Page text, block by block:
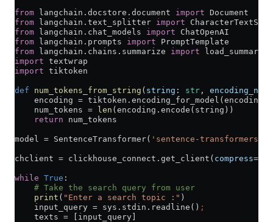
from langchain.docstore.document import Document
from langchain.text_splitter import
from langchain.chat_models import ChatOpenAI
from langchain.prompts import PromptTemplate
from langchain.chains.summarize import
import textwrap
import tiktoken
def num_tokens_from_string ( string : str , encoding_name
    encoding
=
    num_tokens
= len (encoding.encode(string))
    return
num_tokens
model = SentenceTransformer( 'sentence-transformers/
chclient = clickhouse_connect.get_client( compress=
while True :
    # Take the search query from user
    print
( "Enter a search topic :" )
    input_query
= sys.stdin.readline() ;
    texts
= [input_query]